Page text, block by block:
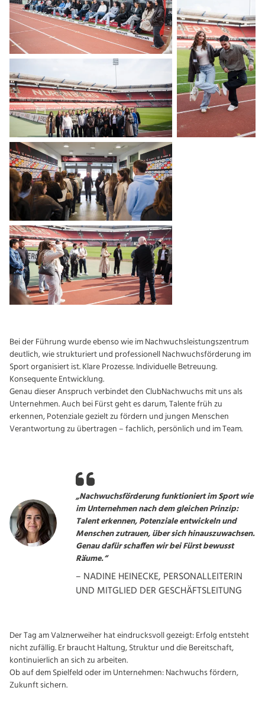
Bei der Führung wurde ebenso wie im Nachwuchsleistungszentrum
deutlich, wie strukturiert und professionell Nachwuchsförderung im
Sport organisiert ist. Klare Prozesse. Individuelle Betreuung.
Konsequente Entwicklung.
Genau dieser Anspruch verbindet den ClubNachwuchs mit uns als
Unternehmen. Auch bei Fürst geht es darum, Talente früh zu
erkennen, Potenziale gezielt zu fördern und jungen Menschen
Verantwortung zu übertragen – fachlich, persönlich und im Team.
„Nachwuchsförderung funktioniert im Sport wie
im Unternehmen nach dem gleichen Prinzip:
Talent erkennen, Potenziale entwickeln und
Menschen zutrauen, über sich hinauszuwachsen.
Genau dafür schaffen wir bei Fürst bewusst
Räume.“
– NADINE HEINECKE, PERSONALLEITERIN
UND MITGLIED DER GESCHÄFTSLEITUNG
Der Tag am Valznerweiher hat eindrucksvoll gezeigt: Erfolg entsteht
nicht zufällig. Er braucht Haltung, Struktur und die Bereitschaft,
kontinuierlich an sich zu arbeiten.
Ob auf dem Spielfeld oder im Unternehmen: Nachwuchs fördern,
Zukunft sichern.